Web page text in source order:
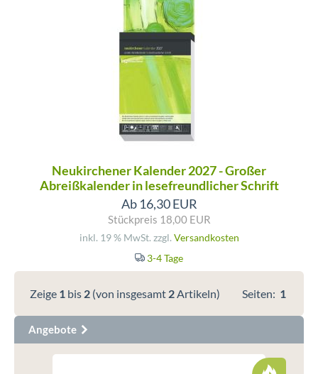
Neukirchener Kalender 2027 - Großer
Abreißkalender in lesefreundlicher Schrift
Ab 16,30 EUR
Stückpreis 18,00 EUR
inkl. 19 % MwSt. zzgl. Versandkosten
3-4 Tage
Zeige 1 bis 2 (von insgesamt 2Artikeln) Seiten: 1
Angebote